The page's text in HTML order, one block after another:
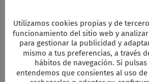
Tutti,Fraternidad,Inhumanos,Injusticia,
Migraciones,palabra, Pandemia,
luterana,Reino,Un mundo sin valores,
cotidiana
Comentarios desactivados
en
que
Leer más
Utilizamos cookies propias y de
funcionamiento del sitio web y
para gestionar la publicidad y
mismo a tus preferencias, a través
hábitos de navegación. Si pulsas
entendemos que consientes al uso de